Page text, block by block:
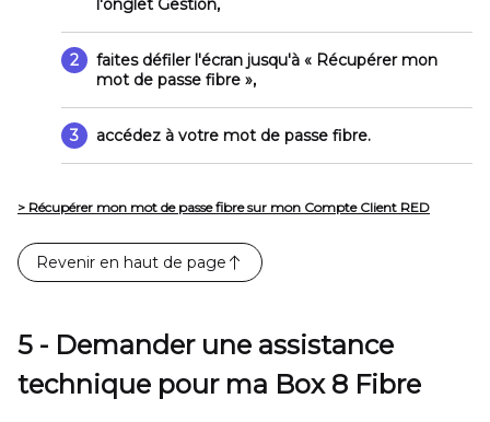
l'onglet Gestion,
2 faites défiler l'écran jusqu'à « Récupérer mon
mot de passe fibre »,
3 accédez à votre mot de passe fibre.
> Récupérer mon mot de passe fibre sur mon Compte Client RED
Revenir en haut de page
5 - Demander une assistance
technique pour ma Box 8 Fibre